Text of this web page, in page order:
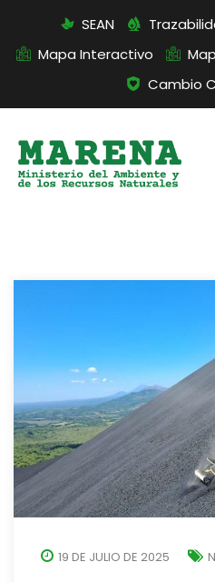
SEAN
Mapa Interactivo
Cambio
19 DE JULIO DE 2025